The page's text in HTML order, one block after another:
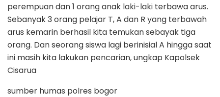
perempuan dan 1 orang anak laki-laki terbawa arus.
Sebanyak 3 orang pelajar T, A dan R yang terbawah
arus kemarin berhasil kita temukan sebayak tiga
orang. Dan seorang siswa lagi berinisial A hingga saat
ini masih kita lakukan pencarian, ungkap Kapolsek
Cisarua
sumber humas polres bogor